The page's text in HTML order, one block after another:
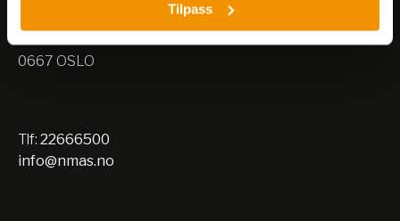
Tilpass
0667 OSLO
Tlf: 22666500
info@nmas.no